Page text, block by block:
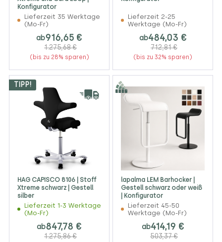
Konfigurator
Lieferzeit 35 Werktage
(Mo-Fr)
ab916,65 €
1.275,68 €
(bis zu 28% sparen)
Lieferzeit 2-25
Werktage (Mo-Fr)
ab484,03 €
712,81 €
(bis zu 32% sparen)
TIPP!
HAG CAPISCO 8106 | Stoff
Xtreme schwarz | Gestell
silber
Lieferzeit 1-3 Werktage
(Mo-Fr)
ab847,78 €
1.275,86 €
lapalma LEM Barhocker |
Gestell schwarz oder weiß
| Konfigurator
Lieferzeit 45-50
Werktage (Mo-Fr)
ab414,19 €
503,37 €